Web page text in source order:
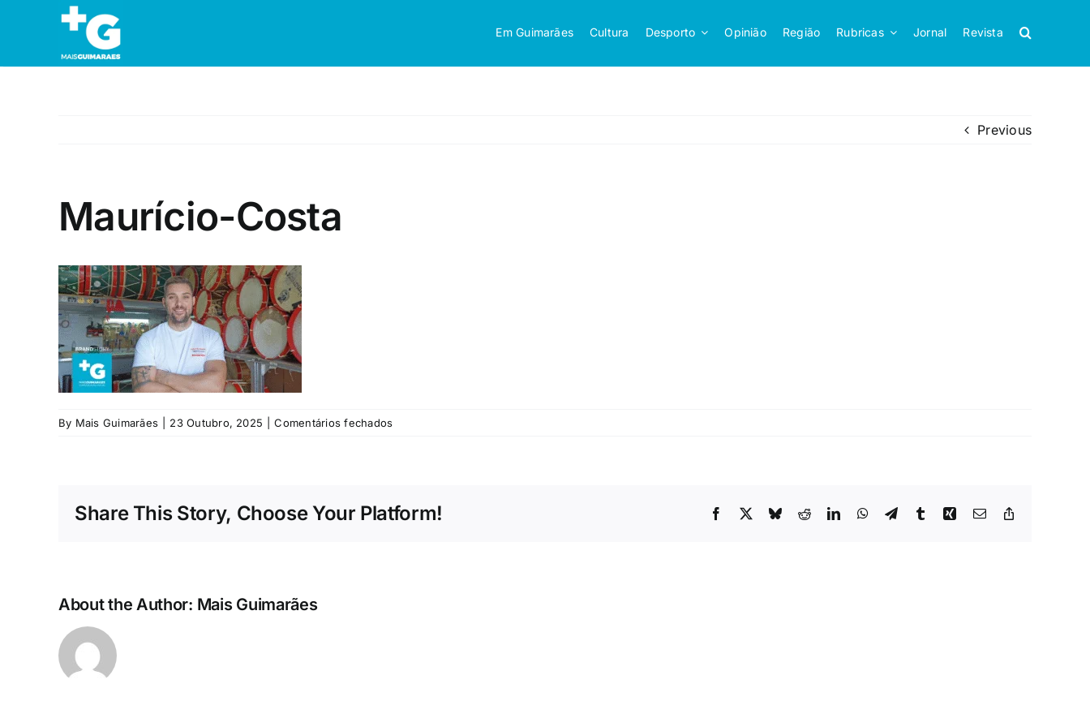
Em Guimarães Cultura Desporto Opinião Região Rubricas Jornal Revista
Previous
Maurício-Costa
By Mais Guimarães 23 Outubro, 2025 Comentários fechadosem
Share This Story, Choose Your Platform! Facebook
X BlueskyRedditLinkedInWhatsApp
TelegramTumblrXing Email
About the Author: Mais Guimarães